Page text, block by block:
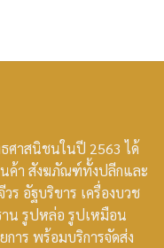
ศาสนิชนในปี 2563 ได้
ค้า สังฆภัณฑ์ทั้งปลีกและ
ร อัฐบริขาร เครื่องบวช
าน รูปหล่อ รูปเหมือน
าร พร้อมบริการจัดส่ง